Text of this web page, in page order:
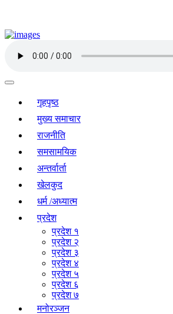
गृहपृष्ठ
मुख्य समाचार
राजनीति
समसामयिक
अन्तर्वार्ता
खेलकुद
धर्म /अध्यात्म
प्रदेश
प्रदेश १
प्रदेश २
प्रदेश ३
प्रदेश ४
प्रदेश ५
प्रदेश ६
प्रदेश ७
मनोरञ्जन